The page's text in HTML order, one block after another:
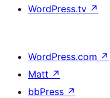
WordPress.tv ↗
WordPress.com ↗
Matt ↗
bbPress ↗